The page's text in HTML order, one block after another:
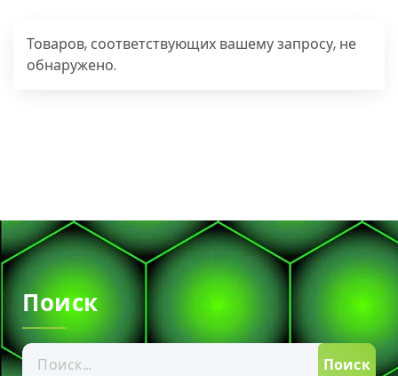
Товаров, соответствующих вашему запросу, не
обнаружено.
Поиск